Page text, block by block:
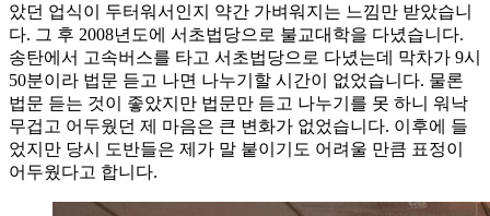
았던 업식이 두터워서인지 약간 가벼워지는 느낌만 받았습니
다. 그 후 2008년도에 서초법당으로 불교대학을 다녔습니다.
송탄에서 고속버스를 타고 서초법당으로 다녔는데 막차가 9시
50분이라 법문 듣고 나면 나누기할 시간이 없었습니다. 물론
법문 듣는 것이 좋았지만 법문만 듣고 나누기를 못 하니 워낙
무겁고 어두웠던 제 마음은 큰 변화가 없었습니다. 이후에 들
었지만 당시 도반들은 제가 말 붙이기도 어려울 만큼 표정이
어두웠다고 합니다.